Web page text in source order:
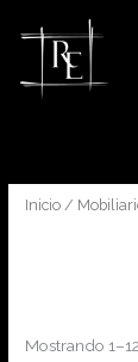
contenido
Inicio /
Mostrando